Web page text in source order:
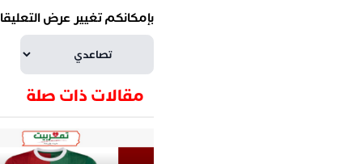
بإمكانكم تغيير عرض
مقالات ذات صلة